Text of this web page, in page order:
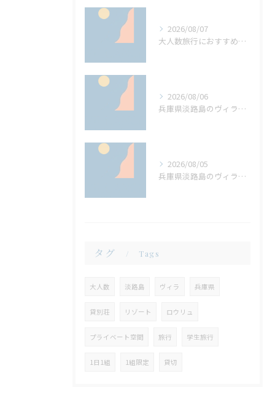
2026/08/07
大人数旅行におすすめ兵庫県淡路島のサウナもバーベキューも楽しめるヴィラの選び方
2026/08/06
兵庫県淡路島のヴィラでサウナと大人数バーベキューを両立する方法
2026/08/05
兵庫県淡路島のヴィラで大人数集結サウナとバーベキューで叶える贅沢時間
タグ Tags
大人数 淡路島 ヴィラ 兵庫県
貸別荘 リゾート ロウリュ
プライベート空間 旅行 学生旅行
1日1組 1組限定 貸切